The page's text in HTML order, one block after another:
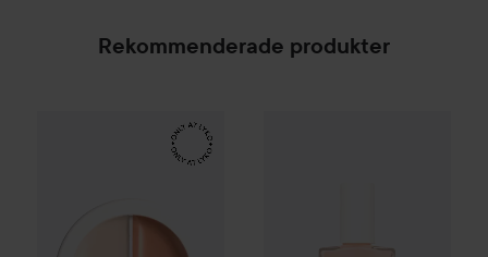
Rekommenderade produkter
Make Up Store